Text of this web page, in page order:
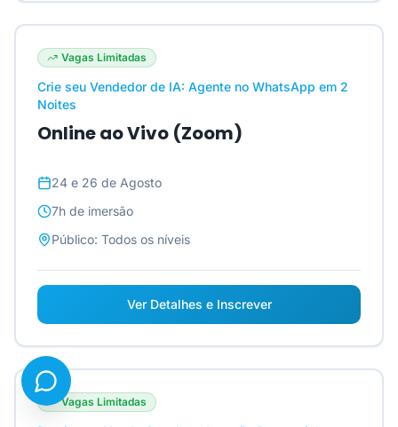
Vagas Limitadas
Crie seu Vendedor de IA: Agente no WhatsApp em 2
Noites
Online ao Vivo (Zoom)
24 e 26 de Agosto
7h de imersão
Público: Todos os níveis
Ver Detalhes e Inscrever
Vagas Limitadas